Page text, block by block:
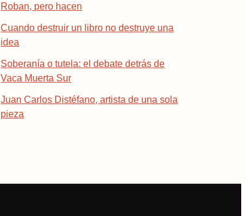
Roban, pero hacen
Cuando destruir un libro no destruye una
idea
Soberanía o tutela: el debate detrás de
Vaca Muerta Sur
Juan Carlos Distéfano, artista de una sola
pieza